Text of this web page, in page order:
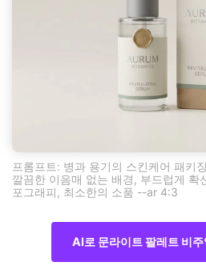
프롬프트: 병과 용기의 스킨케어 패키
깔끔한 이음매 없는 배경, 부드럽게 확
포그래피, 최소한의 소품 --ar 4:3
AI로 문라이트 팔레트 비